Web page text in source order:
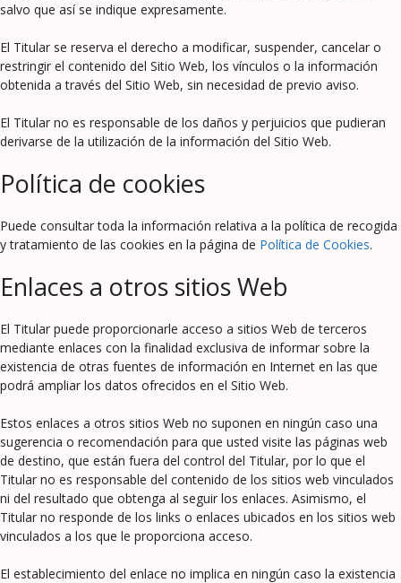
salvo que así se indique expresamente.
El Titular se reserva el derecho a modificar, suspender, cancelar o
restringir el contenido del Sitio Web, los vínculos o la información
obtenida a través del Sitio Web, sin necesidad de previo aviso.
El Titular no es responsable de los daños y perjuicios que pudieran
derivarse de la utilización de la información del Sitio Web.
Política de cookies
Puede consultar toda la información relativa a la política de recogida
y tratamiento de las cookies en la página de Política de Cookies.
Enlaces a otros sitios Web
El Titular puede proporcionarle acceso a sitios Web de terceros
mediante enlaces con la finalidad exclusiva de informar sobre la
existencia de otras fuentes de información en Internet en las que
podrá ampliar los datos ofrecidos en el Sitio Web.
Estos enlaces a otros sitios Web no suponen en ningún caso una
sugerencia o recomendación para que usted visite las páginas web
de destino, que están fuera del control del Titular, por lo que el
Titular no es responsable del contenido de los sitios web vinculados
ni del resultado que obtenga al seguir los enlaces. Asimismo, el
Titular no responde de los links o enlaces ubicados en los sitios web
vinculados a los que le proporciona acceso.
El establecimiento del enlace no implica en ningún caso la existencia